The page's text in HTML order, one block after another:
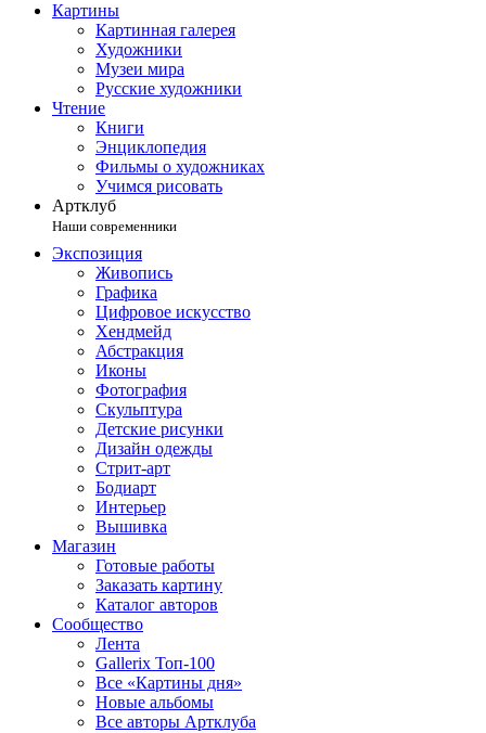
Картины
Картинная галерея
Художники
Музеи мира
Русские художники
Чтение
Книги
Энциклопедия
Фильмы о художниках
Учимся рисовать
Артклуб
Наши современники
Экспозиция
Живопись
Графика
Цифровое искусство
Хендмейд
Абстракция
Иконы
Фотография
Скульптура
Детские рисунки
Дизайн одежды
Стрит-арт
Бодиарт
Интерьер
Вышивка
Магазин
Готовые работы
Заказать картину
Каталог авторов
Сообщество
Лента
Gallerix Топ-100
Все «Картины дня»
Новые альбомы
Все авторы Артклуба